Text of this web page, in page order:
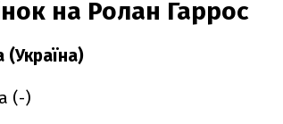
на Ролан Гаррос
(Україна)
(-)